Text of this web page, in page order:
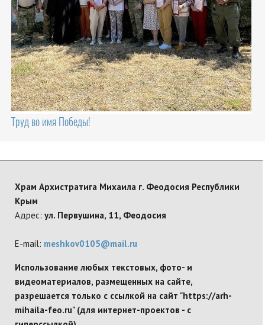
Труд во имя Победы!
Храм Архистратига Михаила г. Феодосия Республики
Крым
Адрес: ул. Первушина, 11, Феодосия
E-mail: meshkov0105@mail.ru
Использование любых текстовых, фото- и
видеоматериалов, размещенных на сайте,
разрешается только с ссылкой на сайт "https://arh-
mihaila-feo.ru" (для интернет-проектов - с